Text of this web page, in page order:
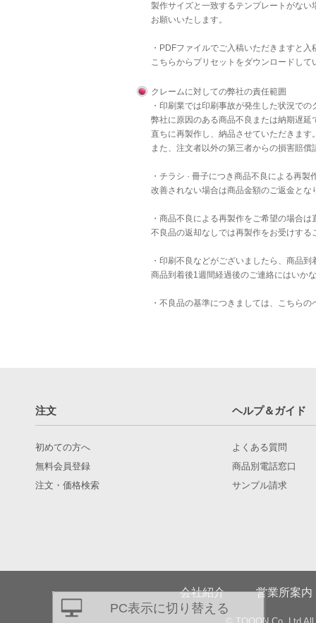
製作サイズと一致するテンプレートがない
お願いいたします。
・PDFファイルでご入稿いただきますと
こちらからプリセットをダウンロードし
クレームに対しての弊社の責任範囲
・印刷業では印刷事故が発生した状況で
弊社に原因のある商品不良または納期遅
直ちに再製作し、納品させていただきま
また、注文者以外の第三者からの損害賠
・チラシ · 冊子につき商品不良による再
改善されない場合は商品金額のご返金と
・商品不良による再製作をご希望の場合
不良品の返却なしでは再製作をお受けする
・印刷不良などがございましたら、商品
商品到着後1週間経過後のご連絡にはいか
・不良品の基準につきましては、 こちらの
注文 ヘルプ＆ガイド
初めての方へ
無料会員登録
注文・価格検索
よくある質問
商品別電話窓口
サンプル請求
会社紹介 営業所案内
PC表示に切り替える